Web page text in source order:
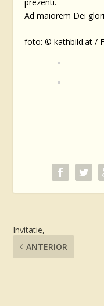
Ad maiorem Dei
foto: © kathbild.at /
Invitatie,
ANTERIOR